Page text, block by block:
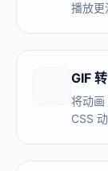
播放更
GIF
将动画
CSS